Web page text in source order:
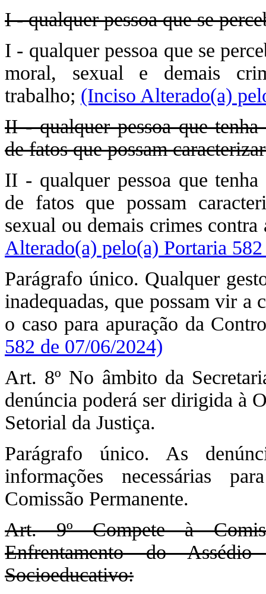
I - qualquer pessoa que se
I - qualquer pessoa que se
moral, sexual e demais
trabalho; (Inciso Alterado(a)
II - qualquer pessoa que
de fatos que possam
II - qualquer pessoa que
de fatos que possam
sexual ou demais crimes
Alterado(a) pelo(a) Portaria
Parágrafo único. Qualquer
inadequadas, que possam vir a
o caso para apuração da
582 de 07/06/2024)
Art. 8º No âmbito da
denúncia poderá ser dirigida à
Setorial da Justiça.
Parágrafo único. As
informações necessárias
Comissão Permanente.
Art. 9º Compete à
Enfrentamento do
Socioeducativo: